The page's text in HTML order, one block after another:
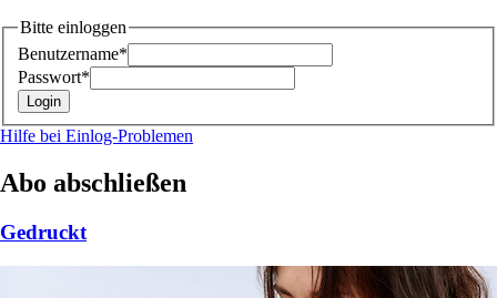
Bitte einloggen
Benutzername*
Passwort*
Hilfe bei Einlog-Problemen
Abo abschließen
Gedruckt